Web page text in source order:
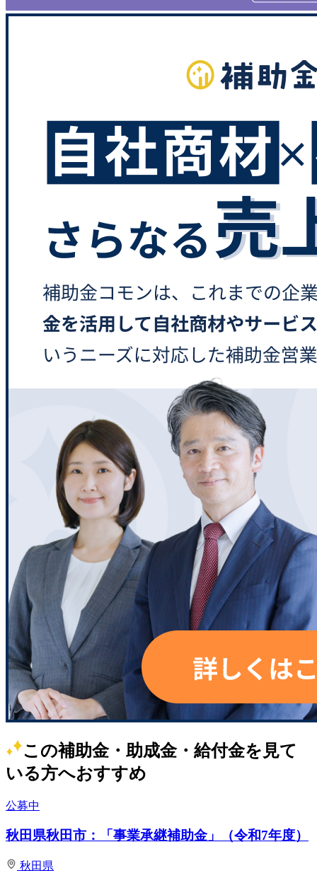
この補助金・助成金・給付金を見て
いる方へおすすめ
公募中
秋田県秋田市：「事業承継補助金」（令和7年度）
秋田県